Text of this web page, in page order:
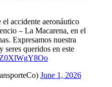
accidente aeronáutico
– La Macarena, en el
Expresamos nuestra
seres queridos en este
June 1, 2026